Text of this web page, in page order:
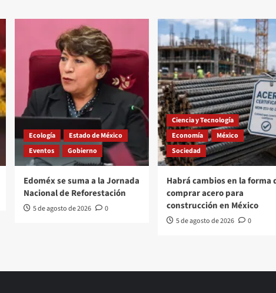
Ecología
Estado de México
Eventos
Gobierno
Edoméx se suma a la Jornada
Nacional de Reforestación
5 de agosto de 2026 0
Ciencia y Tecnología
Economía
México
Sociedad
Habrá cambios en la forma
comprar acero para
construcción en México
5 de agosto de 2026 0